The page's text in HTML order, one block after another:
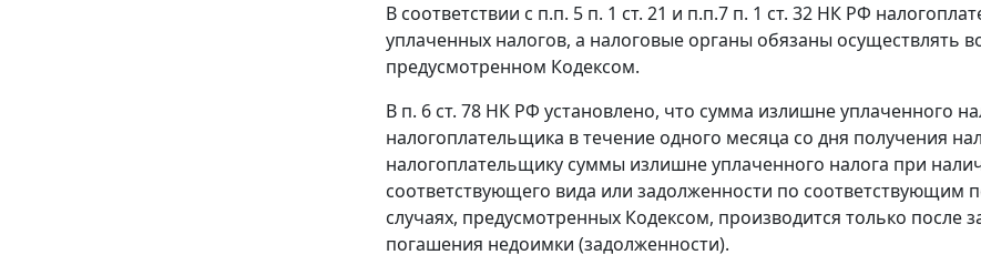
В соответствии с п.п. 5 п. 1 ст. 21 и п.п.7 п. 1 ст. 32 НК РФ
уплаченных налогов, а налоговые органы обязаны осуществлять
предусмотренном Кодексом.
В п. 6 ст. 78 НК РФ установлено, что сумма излишне уплаченного
налогоплательщика в течение одного месяца со дня получения
налогоплательщику суммы излишне уплаченного налога при
соответствующего вида или задолженности по
случаях, предусмотренных Кодексом, производится только после
погашения недоимки (задолженности).